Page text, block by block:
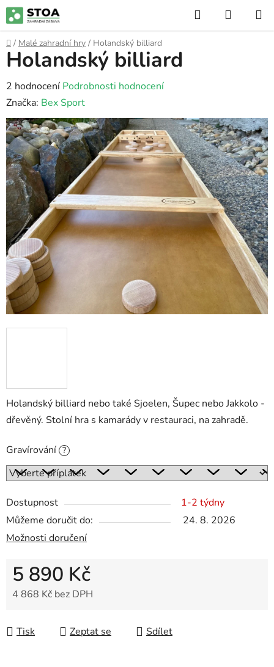
Přejít
na
obsah
Hledat
KOŠÍK
Domů
/ Malé zahradní hry / Holandský billiard
Holandský billiard nebo také Sjoelen, Šupec nebo Jakkolo -
dřevěný. Stolní hra s kamarády v restauraci, na zahradě.
Gravírování ?
Dostupnost
1-2 týdny
Můžeme doručit do:
24. 8. 2026
Možnosti doručení
5 890 Kč
4 868 Kč bez DPH
Tisk
Zeptat se Sdílet
Holandský billiard
Průměrné
hodnocení
produktu
je
5,0
z
5
hvězdiček.
2 hodnocení Podrobnosti hodnocení
Značka: Bex Sport